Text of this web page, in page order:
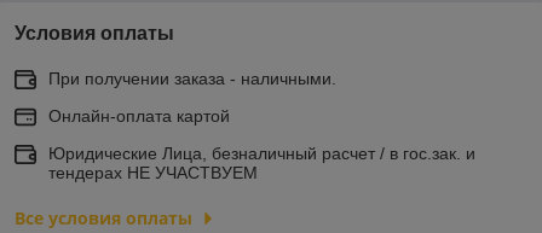
Условия оплаты
При получении заказа - наличными.
Онлайн-оплата картой
Юридические Лица, безналичный расчет / в гос.зак. и
тендерах НЕ УЧАСТВУЕМ
Все условия оплаты